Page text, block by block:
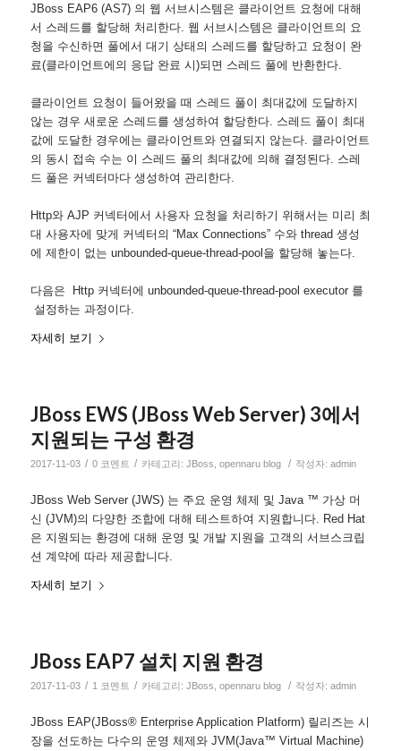
JBoss EAP6 (AS7) 의 웹 서브시스템은 클라이언트 요청에 대해
서 스레드를 할당해 처리한다. 웹 서브시스템은 클라이언트의 요
청을 수신하면 풀에서 대기 상태의 스레드를 할당하고 요청이 완
료(클라이언트에의 응답 완료 시)되면 스레드 풀에 반환한다.
클라이언트 요청이 들어왔을 때 스레드 풀이 최대값에 도달하지
않는 경우 새로운 스레드를 생성하여 할당한다. 스레드 풀이 최대
값에 도달한 경우에는 클라이언트와 연결되지 않는다. 클라이언트
의 동시 접속 수는 이 스레드 풀의 최대값에 의해 결정된다. 스레
드 풀은 커넥터마다 생성하여 관리한다.
Http와 AJP 커넥터에서 사용자 요청을 처리하기 위해서는 미리 최
대 사용자에 맞게 커넥터의 “Max Connections” 수와 thread 생성
에 제한이 없는 unbounded-queue-thread-pool을 할당해 놓는다.
다음은 Http 커넥터에 unbounded-queue-thread-pool executor 를
설정하는 과정이다.
자세히 보기
JBoss EWS (JBoss Web Server) 3에서
지원되는 구성 환경
2017-11-03 / 0 코멘트 / 카테고리: JBoss opennaru blog / 작성자: admin
JBoss Web Server (JWS) 는 주요 운영 체제 및 Java ™ 가상 머
신 (JVM)의 다양한 조합에 대해 테스트하여 지원합니다. Red Hat
은 지원되는 환경에 대해 운영 및 개발 지원을 고객의 서브스크립
션 계약에 따라 제공합니다.
자세히 보기
JBoss EAP7 설치 지원 환경
2017-11-03 / 1 코멘트 / 카테고리: JBoss opennaru blog / 작성자: admin
JBoss EAP(JBoss® Enterprise Application Platform) 릴리즈는 시
장을 선도하는 다수의 운영 체제와 JVM(Java™ Virtual Machine)